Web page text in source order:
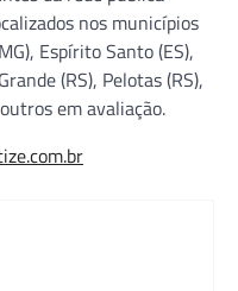
nos municípios
Espírito Santo (ES),
(RS), Pelotas (RS),
em avaliação.